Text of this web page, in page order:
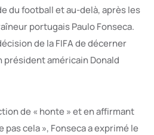
du football et au-delà, après les
portugais Paulo Fonseca.
de la FIFA de décerner
président américain Donald
de « honte » et en affirmant
cela », Fonseca a exprimé le